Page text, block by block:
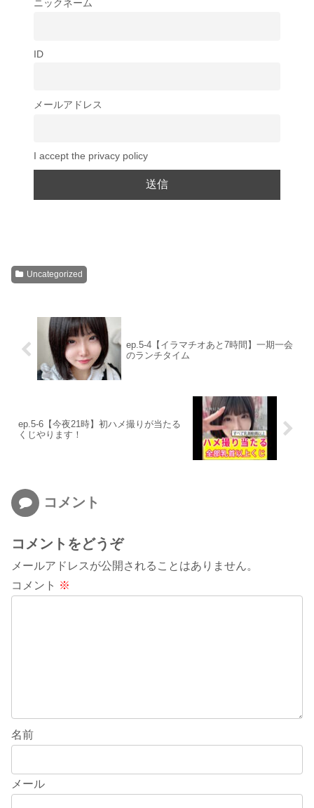
ニックネーム
ID
メールアドレス
I accept the privacy policy
Uncategorized
ep.5-4【イラマチオあと7時間】一期一会
のランチタイム
ep.5-6【今夜21時】初ハメ撮りが当たる
くじやります！
コメント
コメントをどうぞ
メールアドレスが公開されることはありません。
コメント ※
名前
メール